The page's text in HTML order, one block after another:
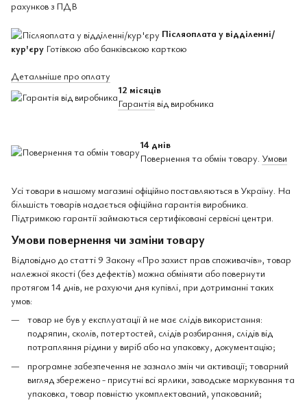
рахунков з ПДВ
Післяоплата у відділенні/
кур'єру Готівкою або банківською карткою
Детальніше про оплату
12 місяців
Гарантія від виробника
14 днів
Повернення та обмін товару. Умови
Усі товари в нашому магазині офіційно поставляються в Україну. На
більшість товарів надається офіційна гарантія виробника.
Підтримкою гарантії займаються сертифіковані сервісні центри.
Умови повернення чи заміни товару
Відповідно до статті 9 Закону «Про захист прав споживачів», товар
належної якості (без дефектів) можна обміняти або повернути
протягом 14 днів, не рахуючи дня купівлі, при дотриманні таких
умов:
товар не був у експлуатації й не має слідів використання:
подряпин, сколів, потертостей, слідів розбирання, слідів від
потрапляння рідини у виріб або на упаковку, документацію;
програмне забезпечення не зазнало змін чи активації; товарний
вигляд збережено - присутні всі ярлики, заводське маркування та
упаковка, товар повністю укомплектований, упакований;